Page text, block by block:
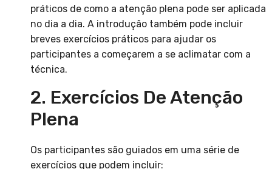
práticos de como a atenção plena pode ser aplicada
no dia a dia. A introdução também pode incluir
breves exercícios práticos para ajudar os
participantes a começarem a se aclimatar com a
técnica.
2. Exercícios De Atenção
Plena
Os participantes são guiados em uma série de
exercícios que podem incluir: